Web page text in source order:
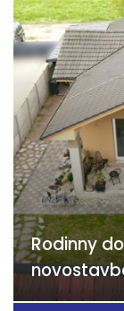
Rodinny